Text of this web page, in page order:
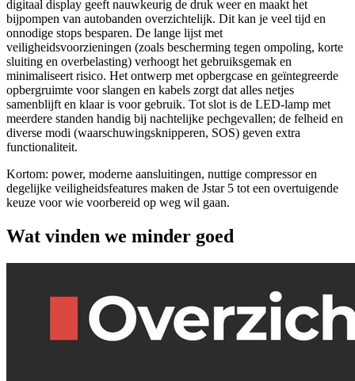
digitaal display geeft nauwkeurig de druk weer en maakt het
bijpompen van autobanden overzichtelijk. Dit kan je veel tijd en
onnodige stops besparen. De lange lijst met
veiligheidsvoorzieningen (zoals bescherming tegen ompoling, korte
sluiting en overbelasting) verhoogt het gebruiksgemak en
minimaliseert risico. Het ontwerp met opbergcase en geïntegreerde
opbergruimte voor slangen en kabels zorgt dat alles netjes
samenblijft en klaar is voor gebruik. Tot slot is de LED-lamp met
meerdere standen handig bij nachtelijke pechgevallen; de felheid en
diverse modi (waarschuwingsknipperen, SOS) geven extra
functionaliteit.
Kortom: power, moderne aansluitingen, nuttige compressor en
degelijke veiligheidsfeatures maken de Jstar 5 tot een overtuigende
keuze voor wie voorbereid op weg wil gaan.
Wat vinden we minder goed